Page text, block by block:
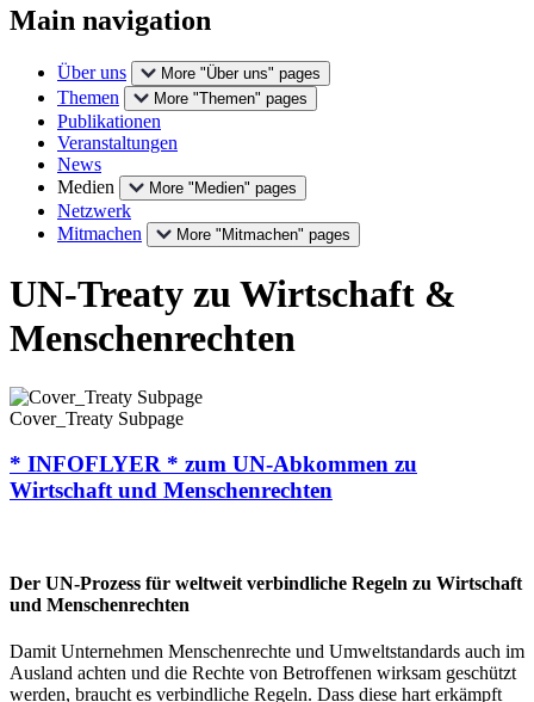
Main navigation
Über uns More "Über uns" pages
Themen More "Themen" pages
Publikationen
Veranstaltungen
News
Medien
More "Medien" pages
Netzwerk
Mitmachen
More "Mitmachen" pages
UN-Treaty zu Wirtschaft &
Menschenrechten
Cover_Treaty Subpage
* INFOFLYER * zum UN-Abkommen zu
Wirtschaft und Menschenrechten
Der UN-Prozess für weltweit verbindliche Regeln zu Wirtschaft
und Menschenrechten
Damit Unternehmen Menschenrechte und Umweltstandards auch im
Ausland achten und die Rechte von Betroffenen wirksam geschützt
werden, braucht es verbindliche Regeln. Dass diese hart erkämpft